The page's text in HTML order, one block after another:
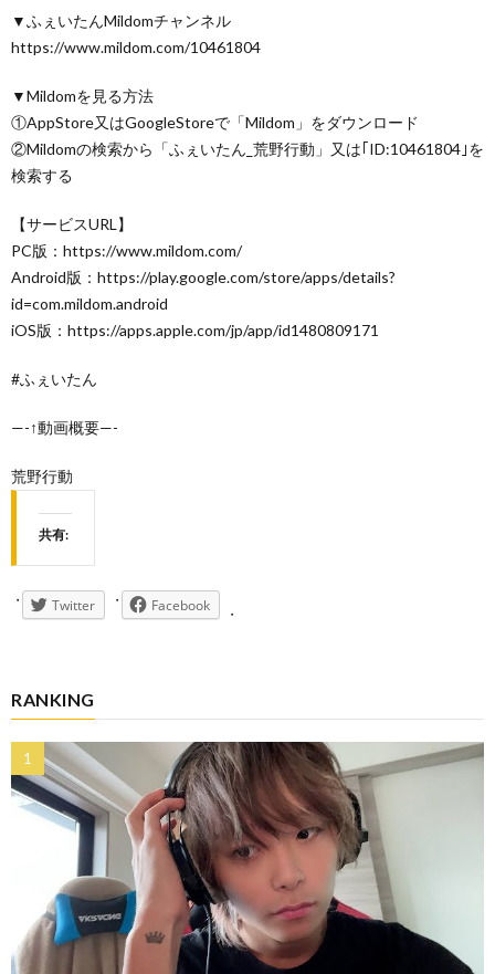
▼ふぇいたんMildomチャンネル
https://www.mildom.com/10461804
▼Mildomを見る方法
①AppStore又はGoogleStoreで「Mildom」をダウンロード
②Mildomの検索から「ふぇいたん_荒野行動」又は｢ID:10461804｣を
検索する
【サービスURL】
PC版：https://www.mildom.com/
Android版：https://play.google.com/store/apps/details?
id=com.mildom.android
iOS版：https://apps.apple.com/jp/app/id1480809171
#ふぇいたん
—-↑動画概要—-
荒野行動
共有:
Twitter Facebook
RANKING